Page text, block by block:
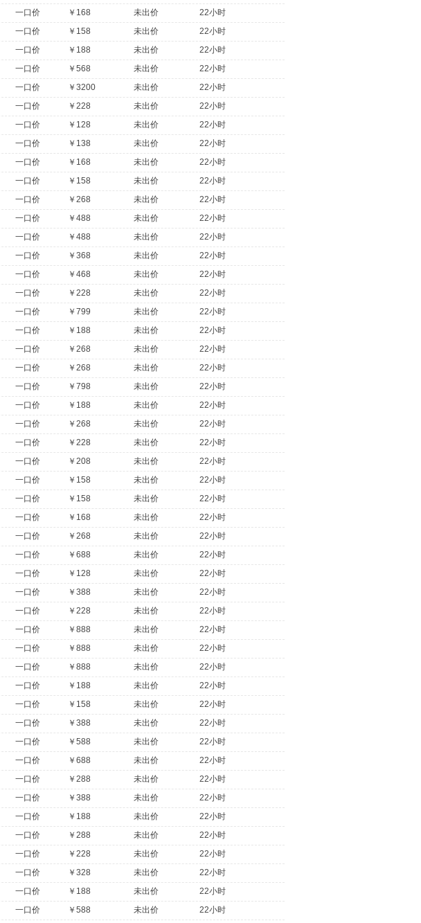
一口价 ￥168 未出价
22小时
一口价 ￥158 未出价
22小时
一口价 ￥188 未出价
22小时
一口价 ￥568 未出价
22小时
一口价 ￥3200 未出价
22小时
一口价 ￥228 未出价
22小时
一口价 ￥128 未出价
22小时
一口价 ￥138 未出价
22小时
一口价 ￥168 未出价
22小时
一口价 ￥158 未出价
22小时
一口价 ￥268 未出价
22小时
一口价 ￥488 未出价
22小时
一口价 ￥488 未出价
22小时
一口价 ￥368 未出价
22小时
一口价 ￥468 未出价
22小时
一口价 ￥228 未出价
22小时
一口价 ￥799 未出价
22小时
一口价 ￥188 未出价
22小时
一口价 ￥268 未出价
22小时
一口价 ￥268 未出价
22小时
一口价 ￥798 未出价
22小时
一口价 ￥188 未出价
22小时
一口价 ￥268 未出价
22小时
一口价 ￥228 未出价
22小时
一口价 ￥208 未出价
22小时
一口价 ￥158 未出价
22小时
一口价 ￥158 未出价
22小时
一口价 ￥168 未出价
22小时
一口价 ￥268 未出价
22小时
一口价 ￥688 未出价
22小时
一口价 ￥128 未出价
22小时
一口价 ￥388 未出价
22小时
一口价 ￥228 未出价
22小时
一口价 ￥888 未出价
22小时
一口价 ￥888 未出价
22小时
一口价 ￥888 未出价
22小时
一口价 ￥188 未出价
22小时
一口价 ￥158 未出价
22小时
一口价 ￥388 未出价
22小时
一口价 ￥588 未出价
22小时
一口价 ￥688 未出价
22小时
一口价 ￥288 未出价
22小时
一口价 ￥388 未出价
22小时
一口价 ￥188 未出价
22小时
一口价 ￥288 未出价
22小时
一口价 ￥228 未出价
22小时
一口价 ￥328 未出价
22小时
一口价 ￥188 未出价
22小时
一口价 ￥588 未出价 22小时